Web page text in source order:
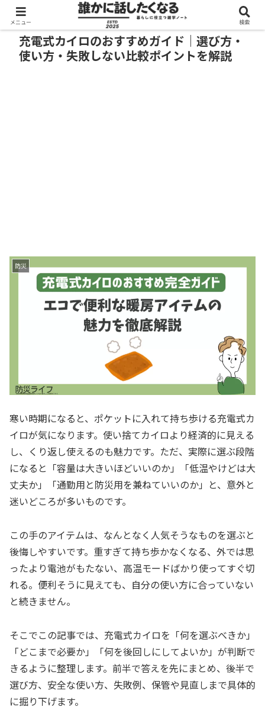
充電式カイロのおすすめガイド｜選び方・
使い方・失敗しない比較ポイントを解説
防災
寒い時期になると、ポケットに入れて持ち歩ける充電式カ
イロが気になります。使い捨てカイロより経済的に見える
し、くり返し使えるのも魅力です。ただ、実際に選ぶ段階
になると「容量は大きいほどいいのか」「低温やけどは大
丈夫か」「通勤用と防災用を兼ねていいのか」と、意外と
迷いどころが多いものです。
この手のアイテムは、なんとなく人気そうなものを選ぶと
後悔しやすいです。重すぎて持ち歩かなくなる、外では思
ったより電池がもたない、高温モードばかり使ってすぐ切
れる。便利そうに見えても、自分の使い方に合っていない
と続きません。
そこでこの記事では、充電式カイロを「何を選ぶべきか」
「どこまで必要か」「何を後回しにしてよいか」が判断で
きるように整理します。前半で答えを先にまとめ、後半で
選び方、安全な使い方、失敗例、保管や見直しまで具体的
に掘り下げます。
メニュー 検索